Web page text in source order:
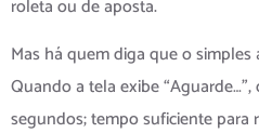
roleta ou de aposta.
Mas há quem diga que o simples
Quando a tela exibe
segundos; tempo suficiente para